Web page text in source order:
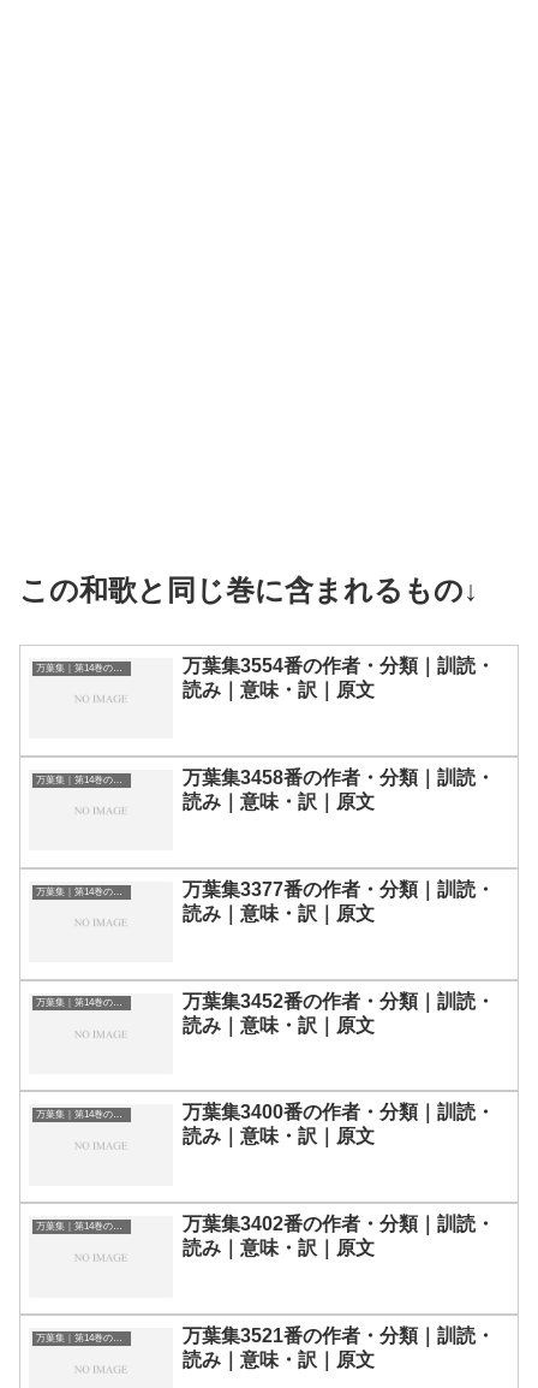
この和歌と同じ巻に含まれるもの↓
万葉集｜第14巻の和歌一覧
万葉集3554番の作者・分類｜訓読・
読み｜意味・訳｜原文
万葉集｜第14巻の和歌一覧
万葉集3458番の作者・分類｜訓読・
読み｜意味・訳｜原文
万葉集｜第14巻の和歌一覧
万葉集3377番の作者・分類｜訓読・
読み｜意味・訳｜原文
万葉集｜第14巻の和歌一覧
万葉集3452番の作者・分類｜訓読・
読み｜意味・訳｜原文
万葉集｜第14巻の和歌一覧
万葉集3400番の作者・分類｜訓読・
読み｜意味・訳｜原文
万葉集｜第14巻の和歌一覧
万葉集3402番の作者・分類｜訓読・
読み｜意味・訳｜原文
万葉集｜第14巻の和歌一覧
万葉集3521番の作者・分類｜訓読・
読み｜意味・訳｜原文